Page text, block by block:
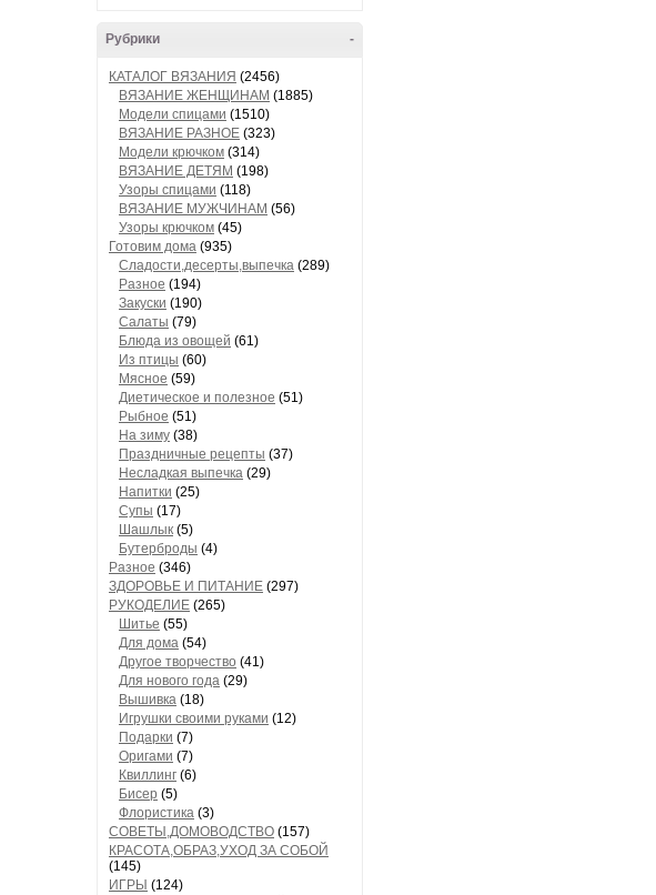
-
Рубрики
КАТАЛОГ ВЯЗАНИЯ (2456)
ВЯЗАНИЕ ЖЕНЩИНАМ (1885)
Модели спицами (1510)
ВЯЗАНИЕ РАЗНОЕ (323)
Модели крючком (314)
ВЯЗАНИЕ ДЕТЯМ (198)
Узоры спицами (118)
ВЯЗАНИЕ МУЖЧИНАМ (56)
Узоры крючком (45)
Готовим дома (935)
Сладости,десерты,выпечка (289)
Разное (194)
Закуски (190)
Салаты (79)
Блюда из овощей (61)
Из птицы (60)
Мясное (59)
Диетическое и полезное (51)
Рыбное (51)
На зиму (38)
Праздничные рецепты (37)
Несладкая выпечка (29)
Напитки (25)
Супы (17)
Шашлык (5)
Бутерброды (4)
Разное (346)
ЗДОРОВЬЕ И ПИТАНИЕ (297)
РУКОДЕЛИЕ (265)
Шитье (55)
Для дома (54)
Другое творчество (41)
Для нового года (29)
Вышивка (18)
Игрушки своими руками (12)
Подарки (7)
Оригами (7)
Квиллинг (6)
Бисер (5)
Флористика (3)
СОВЕТЫ,ДОМОВОДСТВО (157)
КРАСОТА,ОБРАЗ,УХОД ЗА СОБОЙ
(145)
ИГРЫ (124)